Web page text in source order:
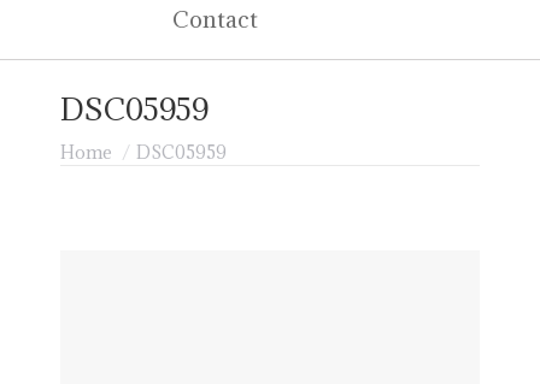
Contact
DSC05959
Je bent hier:
Home DSC05959